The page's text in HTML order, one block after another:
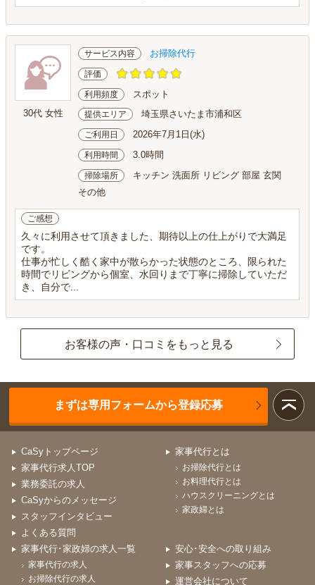
30代 女性
サービス内容 お掃除代行
評価
利用頻度 スポット
提供エリア 埼玉県さいたま市浦和区
ご利用日 2026年7月1日(水)
利用時間 3.0時間
掃除場所
キッチン 洗面所 リビング 部屋 玄関
その他
ご感想
久々に利用させて頂きました、期待以上の仕上がりで大満足
です。
仕事が忙しく酷く家中が散らかった状態のところ、限られた
時間でリビングから個室、水回りまで丁寧に掃除していただ
き、自分で...
お客様の声・口コミをもっと見る
まずは専用フォームから登録応募
CaSyトップページ
家事代行求人TOP
業務委託の求人
CaSyからのメッセージ
スタッフインタビュー
よくある質問
家事代行とは
お掃除代行とは
お料理代行とは
ハウスクリーニングとは
家政婦とは
家事代行･家政婦の求人一覧
家事代行の求人
お掃除代行の求人
安心･安全への取り組み
家事スタッフへの応募
運営会社について